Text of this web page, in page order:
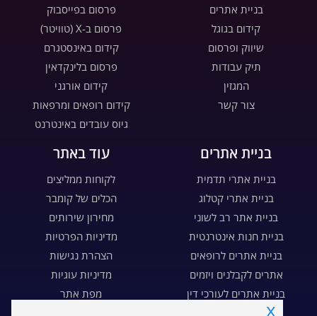
בניית אתרים
קידום בגוגל
שיווק ופרסום
תיק עבודות
המגזין
צור קשר
פרסום בפייסבוק
פרסום ב-X (טוויטר)
קידום באינסטגרם
פרסום בלינקדאין
קידום אורגני
קידום רופאים ומרפאות
גיוס עובדים באינטרנט
בניית אתרים
בניית אתרי תדמית
בניית אתרי קטלוג
בניית אתר רב לשוני
בניית חנות אינטרנטית
בניית אתרים לרופאים
אתרים לקבלנים ויזמים
בניית אתרים לעורכי דין
בניית דפי נחיתה
עוד באתר
לקוחות ממליצים
הכלים של קומבר
מחירון שירותים
מדיניות הפרטיות
הצהרת נגישות
מדיניות עוגיות
מפת אתר
x